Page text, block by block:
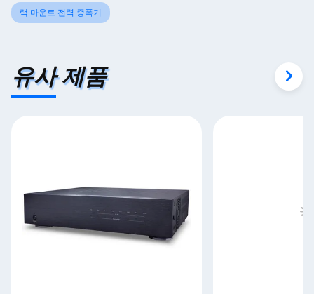
랙 마운트 전력 증폭기
유사 제품